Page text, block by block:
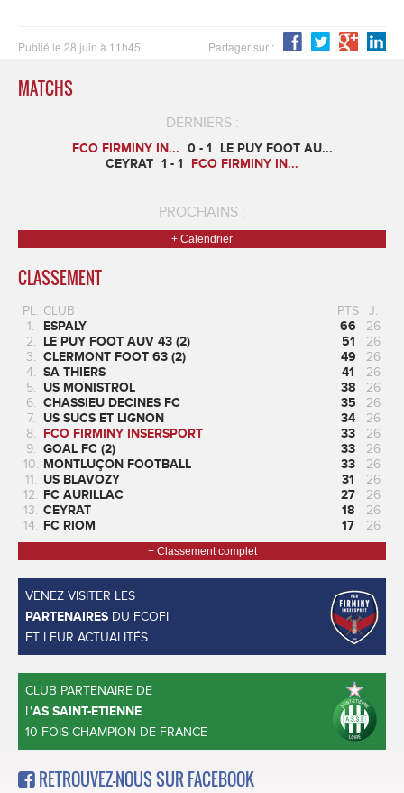
Publié le 28 juin à 11h45 Partager sur :
MATCHS
DERNIERS :
FCO FIRMINY IN... 0 - 1
LE PUY FOOT AU...
CEYRAT 1 - 1 FCO FIRMINY IN...
PROCHAINS :
+ Calendrier
CLASSEMENT
PL. CLUB PTS
J.
1.
ESPALY 66
26
2. LE PUY FOOT AUV 43 (2) 51
26
3. CLERMONT FOOT 63 (2) 49
26
4. SA THIERS 41
26
5. US MONISTROL 38
26
6. CHASSIEU DECINES FC 35
26
7.
US SUCS ET LIGNON 34
26
8. FCO FIRMINY INSERSPORT 33
26
9. GOAL FC (2) 33
26
10. MONTLUÇON FOOTBALL 33
26
11. US BLAVOZY 31
26
12. FC AURILLAC 27
26
13. CEYRAT 18
26
14. FC RIOM 17 26
+ Classement complet
VENEZ VISITER LES
PARTENAIRES DU FCOFI
ET LEUR ACTUALITÉS
CLUB PARTENAIRE DE
L'AS SAINT-ETIENNE
10 FOIS CHAMPION DE FRANCE
RETROUVEZ-NOUS SUR FACEBOOK